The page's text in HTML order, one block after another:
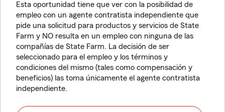
Esta oportunidad tiene que ver con la posibilidad de
empleo con un agente contratista independiente que
pide una solicitud para productos y servicios de State
Farm y NO resulta en un empleo con ninguna de las
compañías de State Farm. La decisión de ser
seleccionado para el empleo y los términos y
condiciones del mismo (tales como compensación y
beneficios) las toma únicamente el agente contratista
independiente.